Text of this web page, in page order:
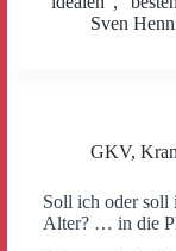
Sven
GKV,
Soll ich oder soll
Alter? … in die